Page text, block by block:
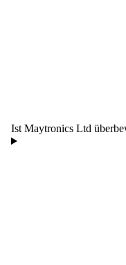
Ist Maytronics Ltd